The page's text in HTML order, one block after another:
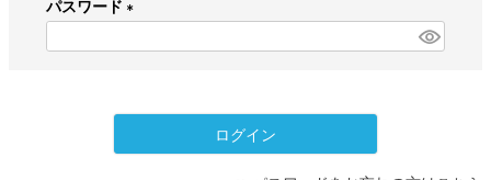
パスワード
ログイン